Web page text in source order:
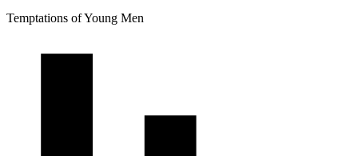
Temptations of Young Men